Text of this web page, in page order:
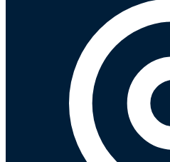
Seguimiento de pedidos
¿Quieres trabajar en Antumalal?
Regístrate como Mayorista